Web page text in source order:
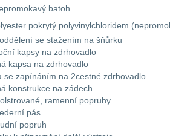
batoh.
pokrytý polyvinylchloridem
se stažením na šňůrku
kapsy na zdrhovadlo
kapsa na zdrhovadlo
se zapínáním na 2cestné zdrhovadlo
konstrukce na zádech
ramenní popruhy
pás
popruh